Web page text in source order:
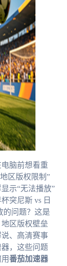
脑前想看重
区版权限制”
示“无法播放”
突尼斯 vs 日
的问题？这是
区版权壁垒
、高清赛事
，这些问题
番茄加速器